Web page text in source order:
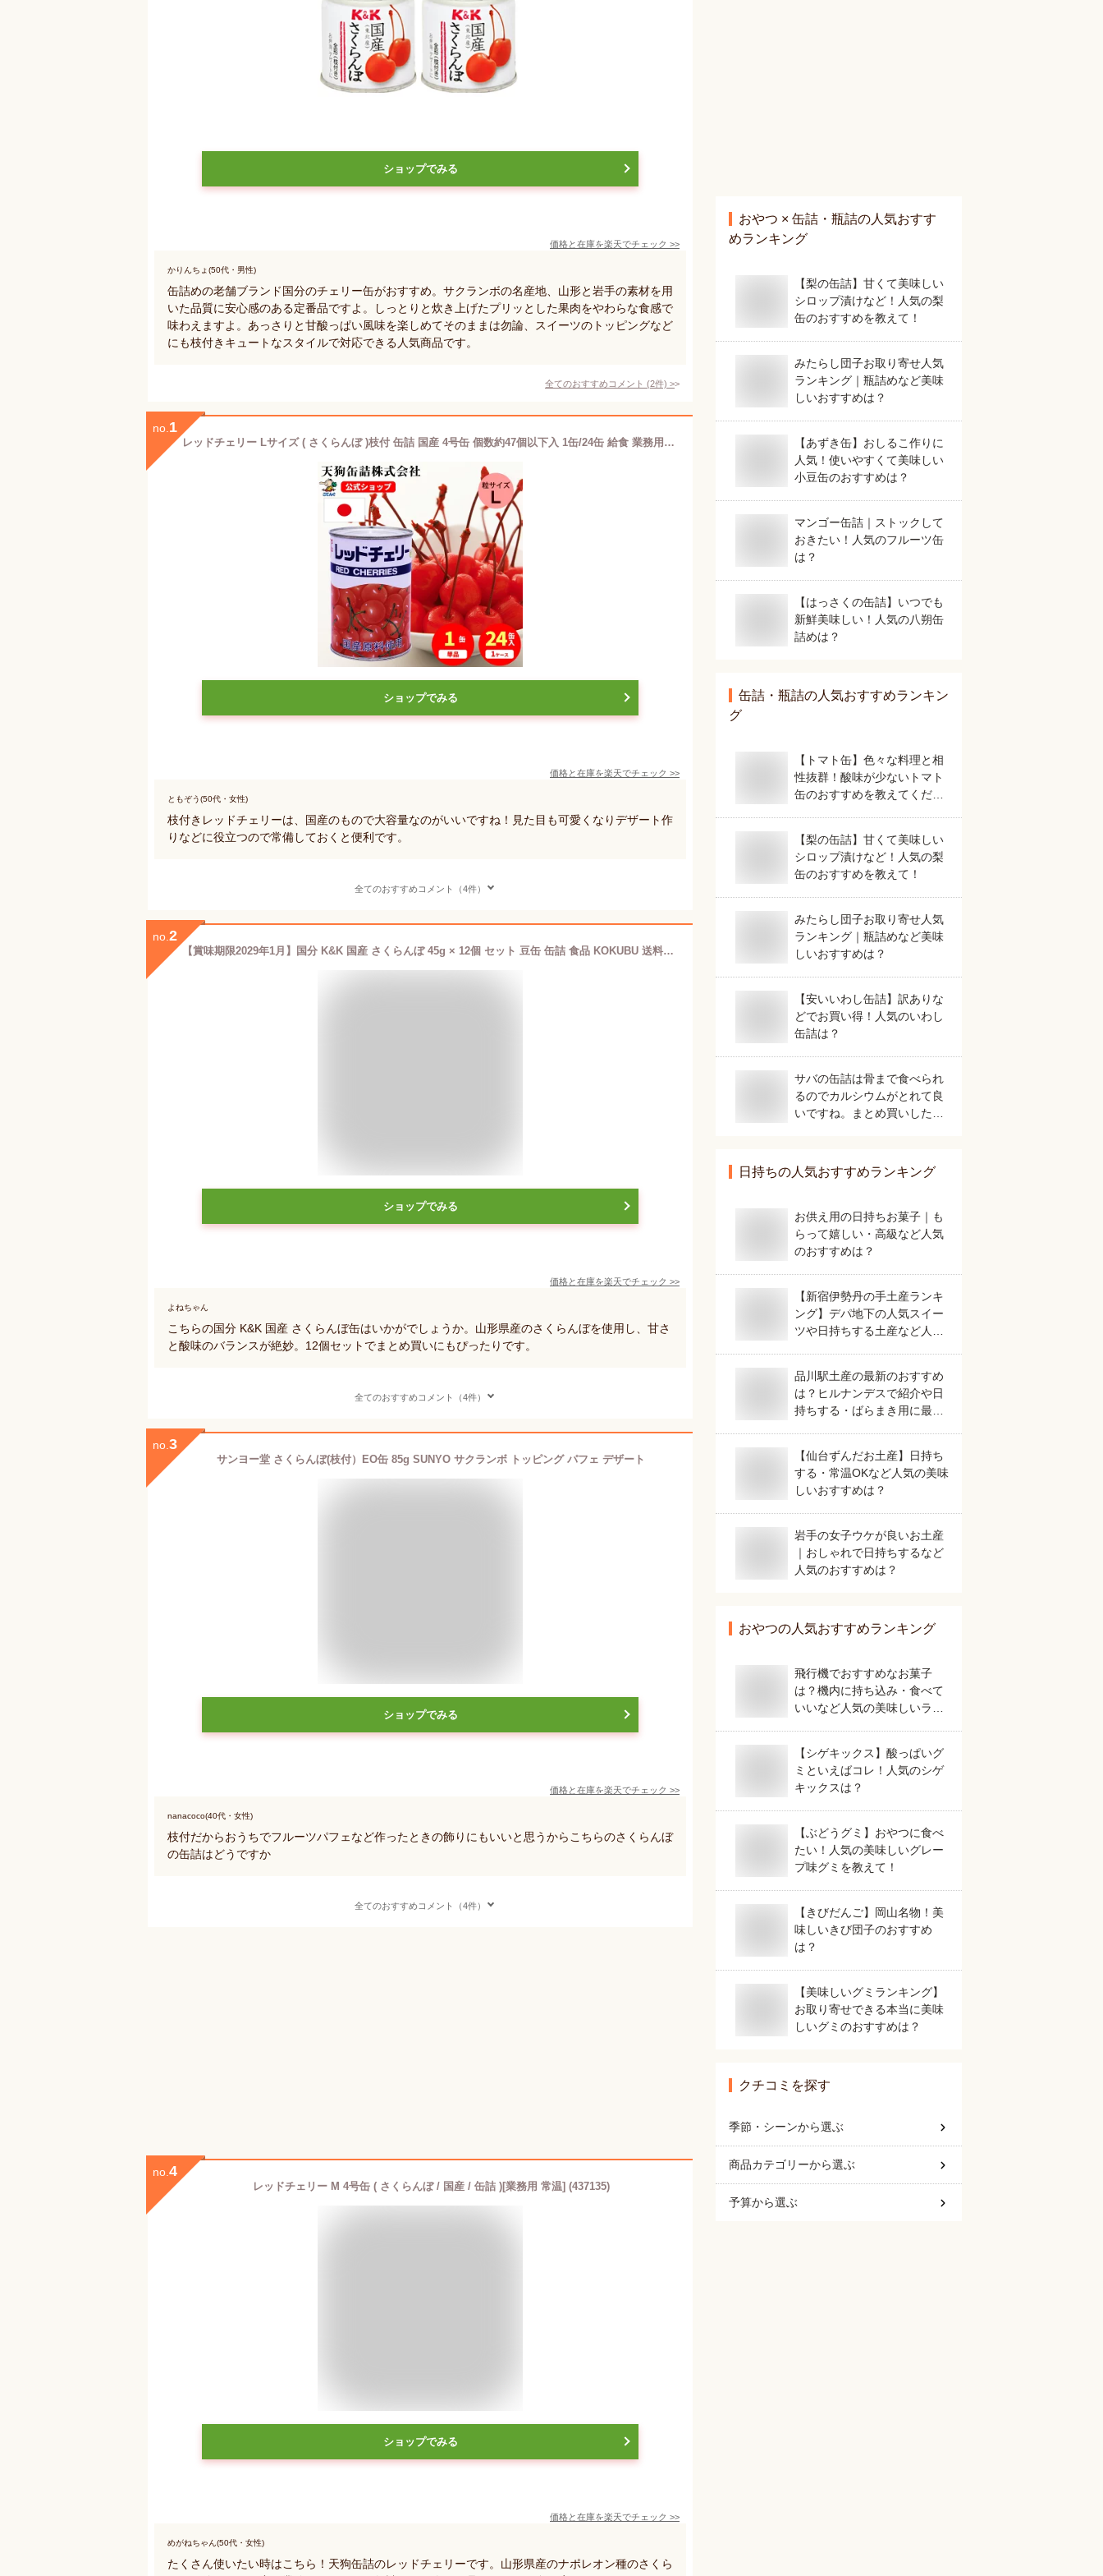
ショップでみる
価格と在庫を楽天でチェック >>
かりんちょ(50代・男性)
缶詰めの老舗ブランド国分のチェリー缶がおすすめ。サクランボの名産地、山形と岩手の素材を用
いた品質に安心感のある定番品ですよ。しっとりと炊き上げたプリッとした果肉をやわらな食感で
味わえますよ。あっさりと甘酸っぱい風味を楽しめてそのままは勿論、スイーツのトッピングなど
にも枝付きキュートなスタイルで対応できる人気商品です。
全てのおすすめコメント (2件) >
no. 1
レッドチェリー Lサイズ ( さくらんぼ )枝付 缶詰 国産 4号缶 個数約47個以下入 1缶/24缶 給食 業務用食材 の天狗缶詰 大容量 常温長期保存
ショップでみる
価格と在庫を楽天でチェック >>
ともぞう(50代・女性)
枝付きレッドチェリーは、国産のもので大容量なのがいいですね！見た目も可愛くなりデザート作
りなどに役立つので常備しておくと便利です。
全てのおすすめコメント（4件）
no. 2
【賞味期限2029年1月】国分 K&K 国産 さくらんぼ 45g × 12個 セット 豆缶 缶詰 食品 KOKUBU 送料無料
ショップでみる
価格と在庫を楽天でチェック >>
よねちゃん
こちらの国分 K&K 国産 さくらんぼ缶はいかがでしょうか。山形県産のさくらんぼを使用し、甘さ
と酸味のバランスが絶妙。12個セットでまとめ買いにもぴったりです。
全てのおすすめコメント（4件）
no. 3
サンヨー堂 さくらんぼ(枝付）EO缶 85g SUNYO サクランボ トッピング パフェ デザート
ショップでみる
価格と在庫を楽天でチェック >>
nanacoco(40代・女性)
枝付だからおうちでフルーツパフェなど作ったときの飾りにもいいと思うからこちらのさくらんぼ
の缶詰はどうですか
全てのおすすめコメント（4件）
no. 4
レッドチェリー M 4号缶 ( さくらんぼ / 国産 / 缶詰 )[業務用 常温] (437135)
ショップでみる
価格と在庫を楽天でチェック >>
めがねちゃん(50代・女性)
たくさん使いたい時はこちら！天狗缶詰のレッドチェリーです。山形県産のナポレオン種のさくら
おやつ × 缶詰・瓶詰の人気おすす
めランキング
【梨の缶詰】甘くて美味しい
シロップ漬けなど！人気の梨
缶のおすすめを教えて！
みたらし団子お取り寄せ人気
ランキング｜瓶詰めなど美味
しいおすすめは？
【あずき缶】おしるこ作りに
人気！使いやすくて美味しい
小豆缶のおすすめは？
マンゴー缶詰｜ストックして
おきたい！人気のフルーツ缶
は？
【はっさくの缶詰】いつでも
新鮮美味しい！人気の八朔缶
詰めは？
缶詰・瓶詰の人気おすすめランキン
グ
【トマト缶】色々な料理と相
性抜群！酸味が少ないトマト
缶のおすすめを教えてくださ
【梨の缶詰】甘くて美味しい
シロップ漬けなど！人気の梨
缶のおすすめを教えて！
みたらし団子お取り寄せ人気
ランキング｜瓶詰めなど美味
しいおすすめは？
【安いいわし缶詰】訳ありな
どでお買い得！人気のいわし
缶詰は？
サバの缶詰は骨まで食べられ
るのでカルシウムがとれて良
いですね。まとめ買いしたい
日持ちの人気おすすめランキング
お供え用の日持ちお菓子｜も
らって嬉しい・高級など人気
のおすすめは？
【新宿伊勢丹の手土産ランキ
ング】デパ地下の人気スイー
ツや日持ちする土産など人気
品川駅土産の最新のおすすめ
は？ヒルナンデスで紹介や日
持ちする・ばらまき用に最適
【仙台ずんだお土産】日持ち
する・常温OKなど人気の美味
しいおすすめは？
岩手の女子ウケが良いお土産
｜おしゃれで日持ちするなど
人気のおすすめは？
おやつの人気おすすめランキング
飛行機でおすすめなお菓子
は？機内に持ち込み・食べて
いいなど人気の美味しいラン
【シゲキックス】酸っぱいグ
ミといえばコレ！人気のシゲ
キックスは？
【ぶどうグミ】おやつに食べ
たい！人気の美味しいグレー
プ味グミを教えて！
【きびだんご】岡山名物！美
味しいきび団子のおすすめ
は？
【美味しいグミランキング】
お取り寄せできる本当に美味
しいグミのおすすめは？
クチコミを探す
季節・シーンから選ぶ
商品カテゴリーから選ぶ
予算から選ぶ